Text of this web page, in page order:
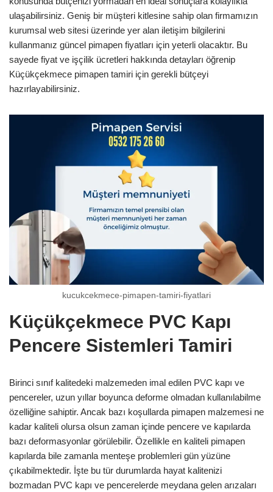
ulaşabilirsiniz. Geniş bir müşteri kitlesine sahip olan firmamızın
kurumsal web sitesi üzerinde yer alan iletişim bilgilerini
kullanmanız güncel pimapen fiyatları için yeterli olacaktır. Bu
sayede fiyat ve işçilik ücretleri hakkında detayları öğrenip
Küçükçekmece pimapen tamiri için gerekli bütçeyi
hazırlayabilirsiniz.
kucukcekmece-pimapen-tamiri-fiyatlari
Küçükçekmece PVC Kapı
Pencere Sistemleri Tamiri
Birinci sınıf kalitedeki malzemeden imal edilen PVC kapı ve
pencereler, uzun yıllar boyunca deforme olmadan kullanılabilme
özelliğine sahiptir. Ancak bazı koşullarda pimapen malzemesi ne
kadar kaliteli olursa olsun zaman içinde pencere ve kapılarda
bazı deformasyonlar görülebilir. Özellikle en kaliteli pimapen
kapılarda bile zamanla menteşe problemleri gün yüzüne
çıkabilmektedir. İşte bu tür durumlarda hayat kalitenizi
bozmadan PVC kapı ve pencerelerde meydana gelen arızaları